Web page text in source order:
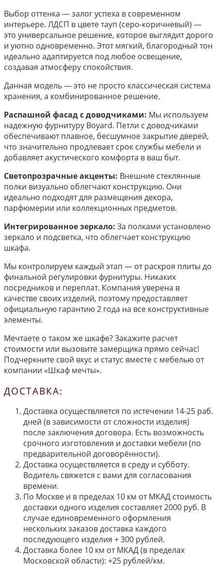
Выбор оттенка — залог успеха в современном
интерьере. ЛДСП в цвете тауп (серо-коричневый) —
это универсальное решение, которое выглядит дорого
и уютно одновременно. Этот мягкий, благородный тон
идеально адаптируется под любое освещение,
создавая атмосферу спокойствия.
Данная модель — это не просто классическая система
хранения, а комбинированное решение.
Распашной фасад с доводчиками: Мы используем
надежную фурнитуру Boyard. Петли с доводчиками
обеспечивают плавное, бесшумное закрытие дверей,
что значительно продлевает срок службы мебели и
добавляет акустического комфорта в ваш быт.
Светопрозрачные акценты: Внешние стеклянные
полки визуально облегчают конструкцию. Они
идеально подходят для размещения декора,
парфюмерии или коллекционных предметов.
Интегрированное зеркало: За полками установлено
зеркало и подсветка, что облегчает конструкцию
шкафа.
Мы контролируем каждый этап — от раскроя плиты до
финальной регулировки фурнитуры. Никаких
посредников и переплат. Компания уверена в
качестве своих изделий, поэтому предоставляет
официальную гарантию 2 года на все конструктивные
элементы.
Мечтаете о таком же шкафе? Закажите расчет
стоимости или вызовите замерщика прямо сейчас!
Подчеркните свой вкус и статус вместе с мебелью от
компании «Шкаф мечты».
ДОСТАВКА:
Доставка осуществляется по истечении 14-25 раб.
дней (в зависимости от сложности изделия)
после заключения договора. Есть возможность
срочного изготовления и доставки мебели (по
предварительной договорённости).
Доставка осуществляется в среду и субботу.
Водитель свяжется с вами для согласования
времени.
По Москве и в пределах 10 км от МКАД стоимость
доставки одного изделия составляет 2000 руб. В
случае единовременного оформления
нескольких заказов доставка каждого
последующего изделия + 300 рублей.
Доставка более 10 км от МКАД (в пределах
Московской области): +25 рублей/км.